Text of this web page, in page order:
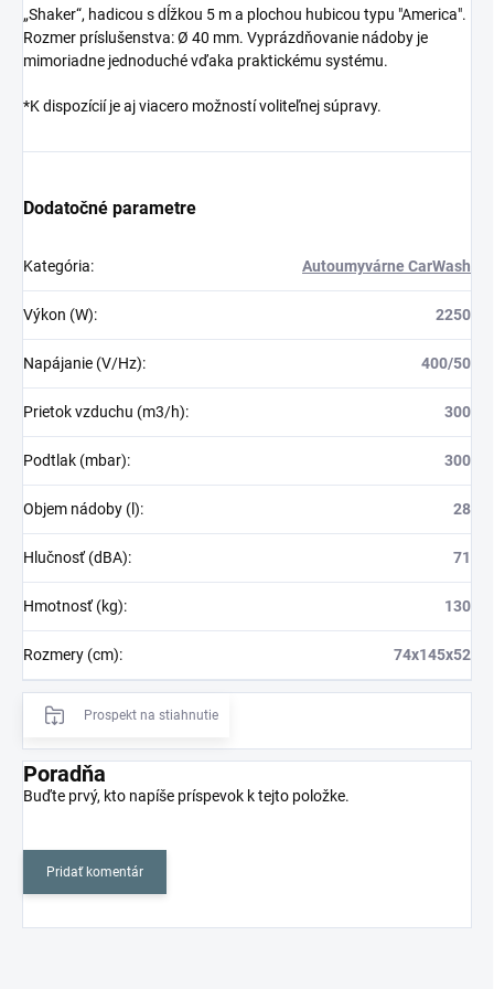
„Shaker“, hadicou s dĺžkou 5 m a plochou hubicou typu "America".
Rozmer príslušenstva: Ø 40 mm. Vyprázdňovanie nádoby je
mimoriadne jednoduché vďaka praktickému systému.
*K dispozícií je aj viacero možností voliteľnej súpravy.
Dodatočné parametre
Kategória: Autoumyvárne CarWash
Výkon (W): 2250
Napájanie (V/Hz): 400/50
Prietok vzduchu (m3/h): 300
Podtlak (mbar): 300
Objem nádoby (l): 28
Hlučnosť (dBA): 71
Hmotnosť (kg): 130
Rozmery (cm): 74x145x52
Prospekt na stiahnutie
Poradňa
Buďte prvý, kto napíše príspevok k tejto položke.
Pridať komentár